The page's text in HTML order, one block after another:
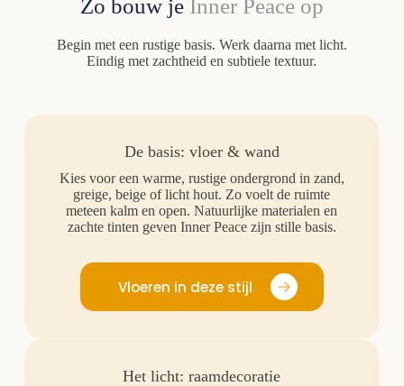
Zo bouw je Inner Peace op
Begin met een rustige basis. Werk daarna met licht.
Eindig met zachtheid en subtiele textuur.
De basis: vloer & wand
Kies voor een warme, rustige ondergrond in zand,
greige, beige of licht hout. Zo voelt de ruimte
meteen kalm en open. Natuurlijke materialen en
zachte tinten geven Inner Peace zijn stille basis.
Vloeren in deze stijl
Het licht: raamdecoratie